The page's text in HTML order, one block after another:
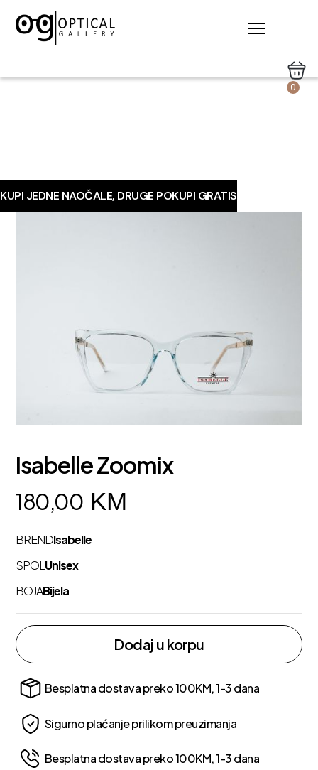
0
KUPI JEDNE NAOČALE, DRUGE POKUPI GRATIS
Isabelle Zoomix
180,00 KM
BRENDIsabelle
SPOL Unisex
BOJABijela
Dodaj u korpu
Besplatna dostava preko 100KM, 1-3 dana
Sigurno plaćanje prilikom preuzimanja
Besplatna dostava preko 100KM, 1-3 dana